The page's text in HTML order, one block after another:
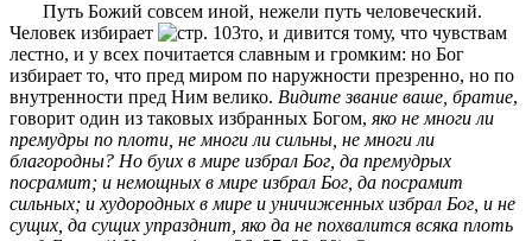
Путь Божий совсем иной, нежели путь человеческий.
Человек избирает
то, и дивится тому, что чувствам
лестно, и у всех почитается славным и громким: но Бог
избирает то, что пред миром по наружности презренно, но по
внутренности пред Ним велико. Видите звание ваше, братие,
говорит один из таковых избранных Богом,яко не многи ли
премудры по плоти, не многи ли сильны, не многи ли
благородны? Но буих в мире избрал Бог, да премудрых
посрамит; и немощных в мире избрал Бог, да посрамит
сильных; и худородных в мире и уничиженных избрал Бог, и не
сущих, да сущих упразднит, яко да не похвалится всяка плоть